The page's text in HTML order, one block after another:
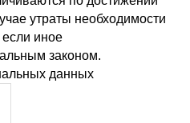
утраты необходимости
если иное
законом.
данных